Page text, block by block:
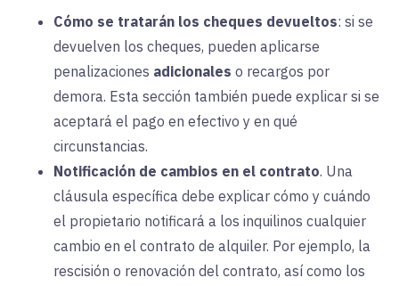
Cómo se tratarán los cheques devueltos: si se
devuelven los cheques, pueden aplicarse
penalizaciones adicionales o recargos por
demora. Esta sección también puede explicar si se
aceptará el pago en efectivo y en qué
circunstancias.
Notificación de cambios en el contrato. Una
cláusula específica debe explicar cómo y cuándo
el propietario notificará a los inquilinos cualquier
cambio en el contrato de alquiler. Por ejemplo, la
rescisión o renovación del contrato, así como los